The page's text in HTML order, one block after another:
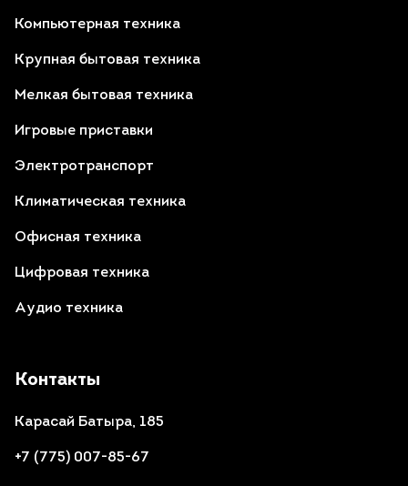
Контакты
Карасай Батыра, 185
+7 (775) 007-85-67
Компьютерная техника
Крупная бытовая техника
Мелкая бытовая техника
Игровые приставки
Электротранспорт
Климатическая техника
Офисная техника
Цифровая техника
Аудио техника